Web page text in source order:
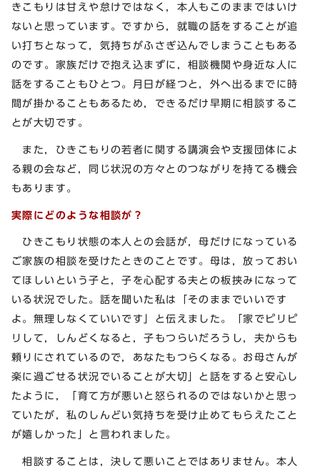
きこもりは甘えや怠けではなく，本人もこのままではいけ
ないと思っています。ですから，就職の話をすることが追
い打ちとなって，気持ちがふさぎ込んでしまうこともある
のです。家族だけで抱え込まずに，相談機関や身近な人に
話をすることもひとつ。月日が経つと，外へ出るまでに時
間が掛かることもあるため，できるだけ早期に相談するこ
とが大切です。
また，ひきこもりの若者に関する講演会や支援団体によ
る親の会など，同じ状況の方々とのつながりを持てる機会
もあります。
実際にどのような相談が？
ひきこもり状態の本人との会話が，母だけになっている
ご家族の相談を受けたときのことです。母は，放っておい
てほしいという子と，子を心配する夫との板挟みになって
いる状況でした。話を聞いた私は「そのままでいいです
よ。無理しなくていいです」と伝えました。「家でピリピ
リして，しんどくなると，子もつらいだろうし，夫からも
頼りにされているので，あなたもつらくなる。お母さんが
楽に過ごせる状況でいることが大切」と話をすると安心し
たように，「育て方が悪いと怒られるのではないかと思っ
ていたが，私のしんどい気持ちを受け止めてもらえたこと
が嬉しかった」と言われました。
相談することは，決して悪いことではありません。本人